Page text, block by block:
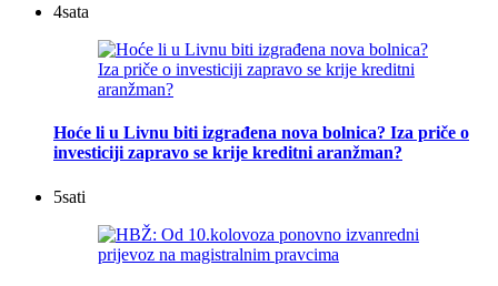
4sata
Hoće li u Livnu biti izgrađena nova bolnica? Iza priče o
investiciji zapravo se krije kreditni aranžman?
5sati